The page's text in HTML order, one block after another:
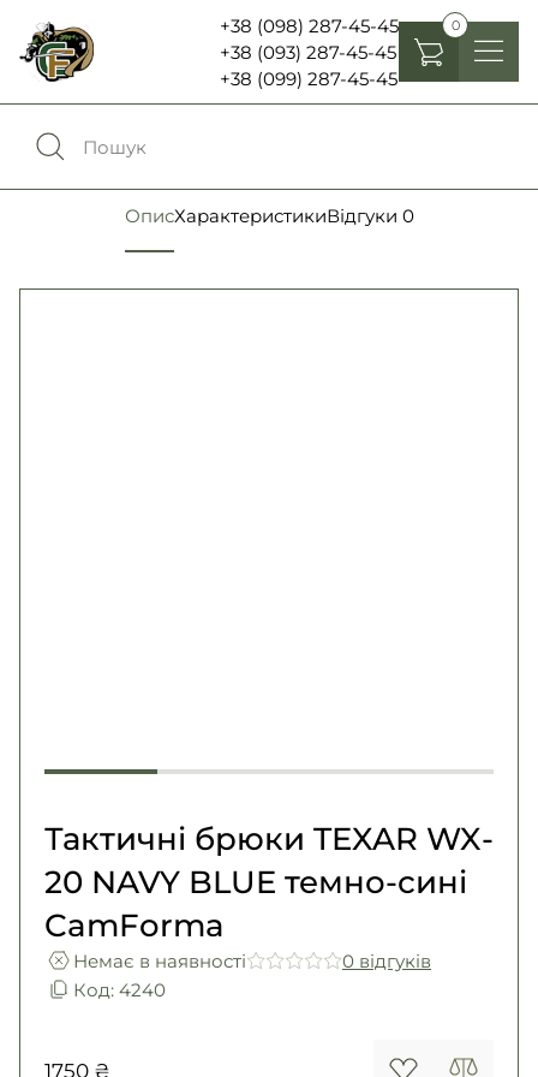
+38 (098) 287-45-45
+38 (093) 287-45-45
+38 (099) 287-45-45
0
Порівняння0
Обране0
Повернення та обмін
ОписХарактеристикиВідгуки 0
Тактичні брюки TEXAR WX-
20 NAVY BLUE темно-сині
CamForma
Немає в наявності
0 вiдгукiв
Код: 4240
1750 ₴